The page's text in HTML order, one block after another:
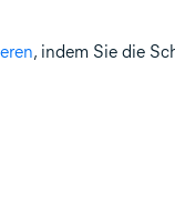
, indem Sie die